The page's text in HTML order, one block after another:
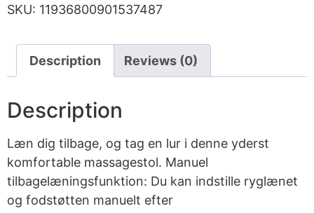
SKU: 11936800901537487
Description Reviews (0)
Description
Læn dig tilbage, og tag en lur i denne yderst
komfortable massagestol. Manuel
tilbagelæningsfunktion: Du kan indstille ryglænet
og fodstøtten manuelt efter